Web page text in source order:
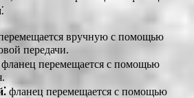
вручную с помощью
передачи.
фланец перемещается с помощью
фланец перемещается с помощью